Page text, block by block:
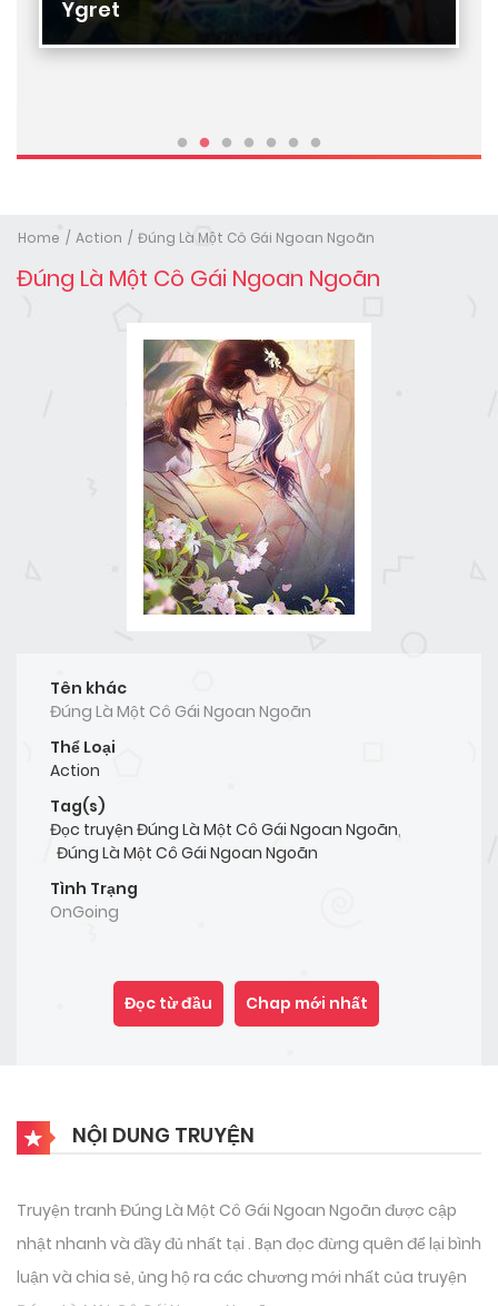
Ygret
Home Action Đúng Là Một Cô Gái Ngoan Ngoãn
Đúng Là Một Cô Gái Ngoan Ngoãn
Tên khác
Đúng Là Một Cô Gái Ngoan Ngoãn
Thể Loại
Action
Tag(s)
Đọc truyện Đúng Là Một Cô Gái Ngoan Ngoãn,
Đúng Là Một Cô Gái Ngoan Ngoãn
Tình Trạng
OnGoing
Đọc từ đầu Chap mới nhất
NỘI DUNG TRUYỆN
Truyện tranh Đúng Là Một Cô Gái Ngoan Ngoãn được cập
nhật nhanh và đầy đủ nhất tại . Bạn đọc đừng quên để lại bình
luận và chia sẻ, ủng hộ ra các chương mới nhất của truyện